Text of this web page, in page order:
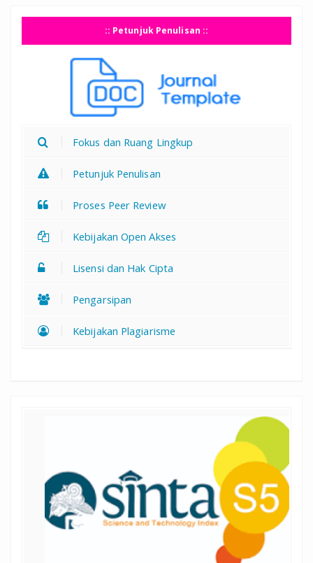
:: Petunjuk Penulisan ::
Fokus dan Ruang Lingkup
Petunjuk Penulisan
Proses Peer Review
Kebijakan Open Akses
Lisensi dan Hak Cipta
Pengarsipan
Kebijakan Plagiarisme